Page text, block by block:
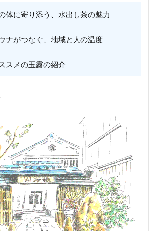
体に寄り添う、水出し茶の魅力
ナがつなぐ、地域と人の温度
スメの玉露の紹介